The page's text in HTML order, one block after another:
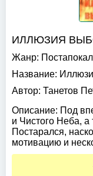
ИЛЛЮЗИЯ
Жанр:
Название:
Автор: Танетов
Описание: Под
и Чистого Неба, а
Постарался,
мотивацию и